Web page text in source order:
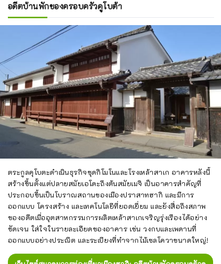
อดีตบ้านพักของครอบครัวคูโบต้า
ตระกูลคุโบตะดำเนินธุรกิจชุดกิโมโนและโรงเหล้าสาเก อาคารหลังนี้
สร้างขึ้นตั้งแต่ปลายสมัยเอโดะถึงต้นสมัยเมจิ เป็นอาคารสำคัญที่
ประกอบขึ้นเป็นโบราณสถานของเมืองปราสาทฮากิ และมีการ
ออกแบบ โครงสร้าง และเทคโนโลยีที่ยอดเยี่ยม และยังสื่อถึงสภาพ
ของอดีตเมื่ออุตสาหกรรมการผลิตเหล้าสาเกเจริญรุ่งเรืองได้อย่าง
ชัดเจน ใส่ใจในรายละเอียดของอาคาร เช่น วงกบและเพดานที่
ออกแบบอย่างประณีต และระเบียงที่ทำจากไม้เซลโควาขนาดใหญ่!